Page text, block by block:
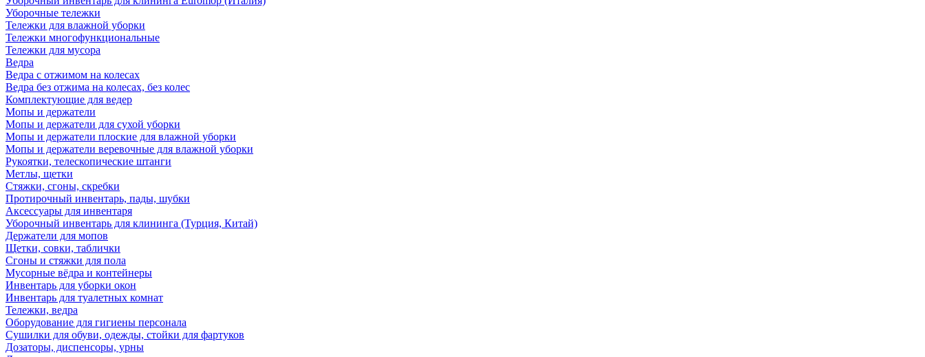
Уборочные тележки
Тележки для влажной уборки
Тележки многофункциональные
Тележки для мусора
Ведра
Ведра с отжимом на колесах
Ведра без отжима на колесах, без колес
Комплектующие для ведер
Мопы и держатели
Мопы и держатели для сухой уборки
Мопы и держатели плоские для влажной уборки
Мопы и держатели веревочные для влажной уборки
Рукоятки, телескопические штанги
Метлы, щетки
Стяжки, сгоны, скребки
Протирочный инвентарь, пады, шубки
Аксессуары для инвентаря
Уборочный инвентарь для клининга (Турция, Китай)
Держатели для мопов
Щетки, совки, таблички
Сгоны и стяжки для пола
Мусорные вёдра и контейнеры
Инвентарь для уборки окон
Инвентарь для туалетных комнат
Тележки, ведра
Оборудование для гигиены персонала
Сушилки для обуви, одежды, стойки для фартуков
Дозаторы, диспенсоры, урны